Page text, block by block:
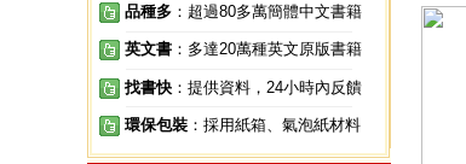
品種多 ：超過80多萬簡體中文書籍
英文書 ：多達20萬種英文原版書籍
找書快 ：提供資料，24小時內反饋
環保包裝 ：採用紙箱、氣泡紙材料